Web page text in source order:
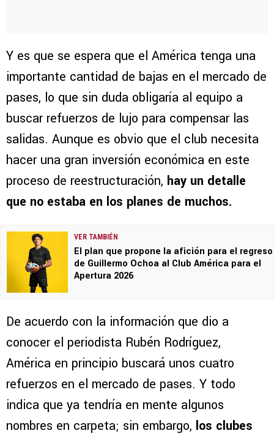
Y es que se espera que el América tenga una
importante cantidad de bajas en el mercado de
pases, lo que sin duda obligaría al equipo a
buscar refuerzos de lujo para compensar las
salidas. Aunque es obvio que el club necesita
hacer una gran inversión económica en este
proceso de reestructuración, hay un detalle
que no estaba en los planes de muchos.
VER TAMBIÉN
El plan que propone la afición para el regreso
de Guillermo Ochoa al Club América para el
Apertura 2026
De acuerdo con la información que dio a
conocer el periodista Rubén Rodríguez,
América en principio buscará unos cuatro
refuerzos en el mercado de pases. Y todo
indica que ya tendría en mente algunos
nombres en carpeta; sin embargo, los clubes